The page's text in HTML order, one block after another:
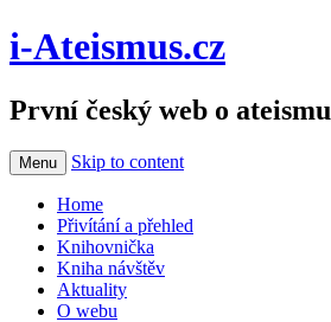
i-Ateismus.cz
První český web o ateismu
Menu Skip to content
Home
Přivítání a přehled
Knihovnička
Kniha návštěv
Aktuality
O webu